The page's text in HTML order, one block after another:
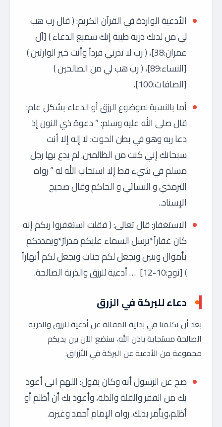
الأدعية الواردة في القرآن الكريم: ( قال رب هب
لي من لدنك ذرية طيبة إنك سميع الدعاء ) [آل
عمران:38]، ( رب لا تذرني فرداً وأنت خير الوارثين )
[النساء:89]، ( رب هب لي من الصالحين )
[الصافات:100].
أما بالنسبة لموضوع الرزق أو الدعاء بشكل عام:
قال صلى الله عليه وسلم: ” دعوة ذي النون إذ
دعا ربه وهو في بطن الحوت: لا إله إلا أنت
سبحانك إني كنت من الظالمين. لم يدع بها رجل
مسلم في شيء قط إلا استجاب الله له ” رواه
الترمذي و النسائي و الحاكم وقال صحيح
الإسناد..
الاستغفار: قال تعالى: ( فقلت استغفروا ربكم إنه
كان غفاراً*يرسل السماء عليكم مدرارً*ويمددكم
بأموال وبنين ويجعل لكم جنات ويجعل لكم أنهاراً
) [نوح:10-12] … أدعية للرزق والذرية الصالحة.
دعاء للبركة في الزرق
بعد أن تكلمنا في بداية المقالة عن أدعية للرزق والذرية
الصالحة مستجابة باذن الله، سنضع الآن بين يديكم
مجموعة من الأدعية عن البركة في الأزراق:
صح عن الرسول أنه وكان يقول: اللهم انى أعوذ
بك من الفقر والقلة والذلة، وأعوذ بك أن أظلم أو
أظلم،ويأمر بذلك. رواه الإمام أحمد وغيره.